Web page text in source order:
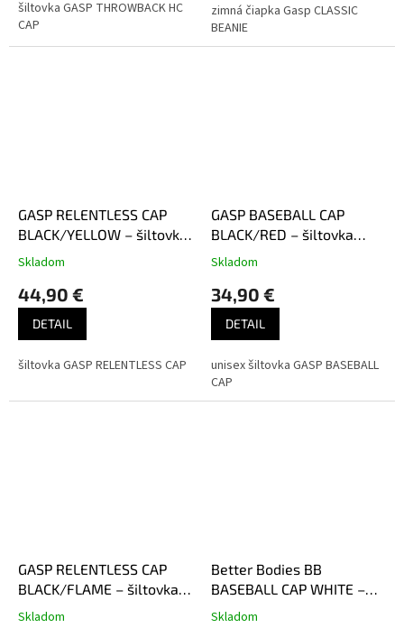
šiltovka GASP THROWBACK HC
CAP
zimná čiapka Gasp CLASSIC
BEANIE
GASP RELENTLESS CAP
BLACK/YELLOW – šiltovka
Gasp čierno-žltá
Skladom
44,90 €
DETAIL
šiltovka GASP RELENTLESS CAP
GASP BASEBALL CAP
BLACK/RED – šiltovka
Gasp čierno-červená
Skladom
34,90 €
DETAIL
unisex šiltovka GASP BASEBALL
CAP
GASP RELENTLESS CAP
BLACK/FLAME – šiltovka
Gasp čierno-oranžová
Skladom
Better Bodies BB
BASEBALL CAP WHITE –
šiltovka Better Bodies
Skladom